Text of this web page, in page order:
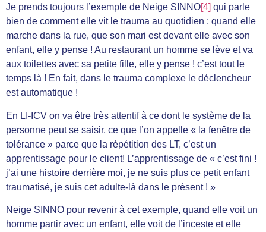
Je prends toujours l’exemple de Neige SINNO [4] qui parle
bien de comment elle vit le trauma au quotidien : quand elle
marche dans la rue, que son mari est devant elle avec son
enfant, elle y pense ! Au restaurant un homme se lève et va
aux toilettes avec sa petite fille, elle y pense ! c’est tout le
temps là ! En fait, dans le trauma complexe le déclencheur
est automatique !
En LI-ICV on va être très attentif à ce dont le système de la
personne peut se saisir, ce que l’on appelle « la fenêtre de
tolérance » parce que la répétition des LT, c’est un
apprentissage pour le client! L’apprentissage de « c’est fini !
j’ai une histoire derrière moi, je ne suis plus ce petit enfant
traumatisé, je suis cet adulte-là dans le présent ! »
Neige SINNO pour revenir à cet exemple, quand elle voit un
homme partir avec un enfant, elle voit de l’inceste et elle